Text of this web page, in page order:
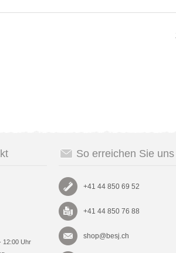
12:00 Uhr
So erreichen Sie uns
+41 44 850 69 52
+41 44 850 76 88
shop@besj.ch